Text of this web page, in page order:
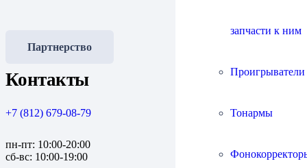
запчасти к ним
Тонармы
Партнерство
Контакты
+7 (812) 679-08-79
пн-пт: 10:00-20:00
сб-вс: 10:00-19:00